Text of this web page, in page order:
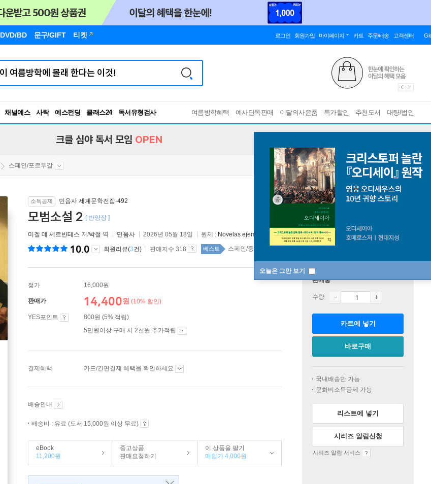
DVD/BD 문구/GIFT 티켓 로그인 회원가입 마이페이지 카트 주문/배송 고객센터
채널예스 사락 예스펀딩 클래스24
독서유형검사
RBTI Lab
여름방학혜택 예사단독판매 이달의사은품 특가할인 추천도서 대량/법인
오늘은 그만 보기
크클 심야 독서 모임 OPEN
스페인/포르투갈
소득공제 민음사 세계문학전집-492
모범소설 2 [ 반양장 ]
미겔 데 세르반테스 저/박철 역 민음사 2026년 05월 18일 원제 : Novelas ejemplares
10.0 회원리뷰(3건) 판매지수 318 베스트 스페인/중남미소설 39위
정가 16,000원
판매가 14,400원 (10% 할인)
YES포인트
800원 (5% 적립)
5만원이상 구매 시 2천원 추가적립
결제혜택 카드/간편결제 혜택을 확인하세요
배송안내
배송비 : 유료 (도서 15,000원 이상 무료)
eBook
11,200원
중고상품
판매요청하기
이 상품을 팔기
매입가 4,000원
판매중
수량
카트에 넣기
바로구매
국내배송만 가능
문화비소득공제 가능
리스트에 넣기
시리즈 알림신청
시리즈 알림 서비스